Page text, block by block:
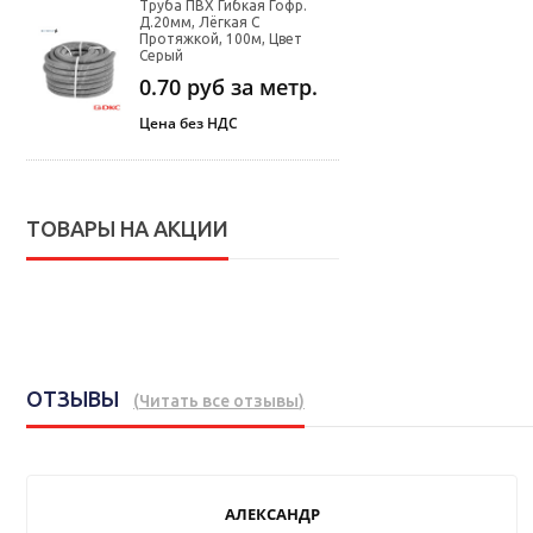
Труба ПВХ Гибкая Гофр.
Д.20мм, Лёгкая С
Протяжкой, 100м, Цвет
Серый
0.70 руб за метр.
Цена без НДС
ТОВАРЫ НА АКЦИИ
ОТЗЫВЫ (Читать все отзывы)
АЛЕКСАНДР